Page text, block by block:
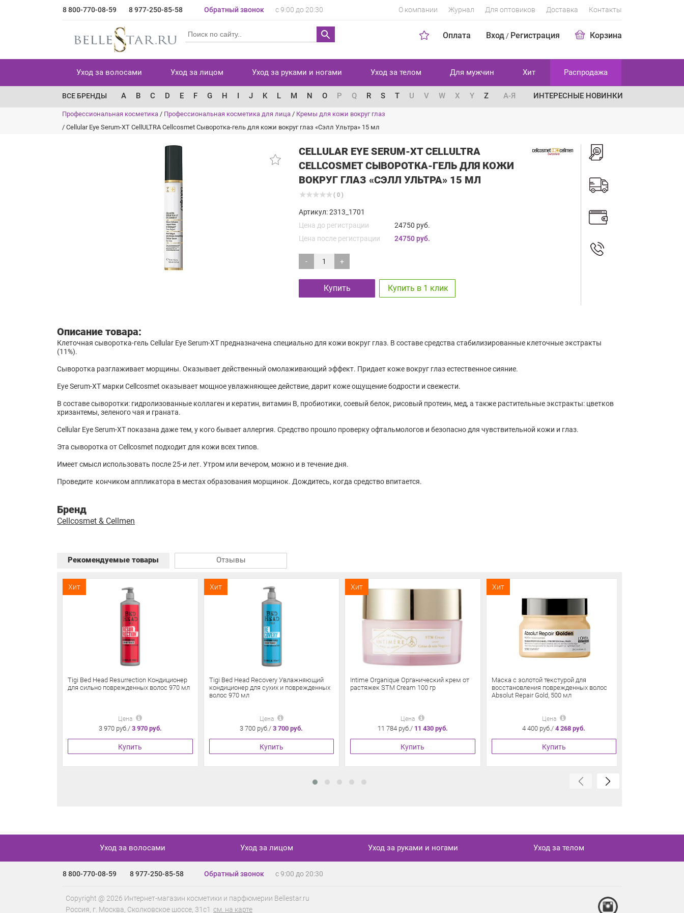
8 800-770-08-59 8 977-250-85-58 Обратный звонок с 9:00 до 20:30 О компании Журнал Для оптовиков Доставка Контакты
Оплата Вход / Регистрация Корзина
Уход за волосами Уход за лицом Уход за руками и ногами Уход за телом Для мужчин Хит Распродажа
ВСЕ БРЕНДЫ A B C D E F G H I J K L M N O P Q R S T U V W X Y Z А-Я ИНТЕРЕСНЫЕ НОВИНКИ
Профессиональная косметика / Профессиональная косметика для лица / Кремы для кожи вокруг глаз
/ Cellular Eye Serum-XT CellULTRA Cellcosmet Сыворотка-гель для кожи вокруг глаз «Сэлл Ультра» 15 мл
CELLULAR EYE SERUM-XT CELLULTRA
CELLCOSMET СЫВОРОТКА-ГЕЛЬ ДЛЯ КОЖИ
ВОКРУГ ГЛАЗ «СЭЛЛ УЛЬТРА» 15 МЛ
( 0 )
Артикул: 2313_1701
Цена до регистрации
24750 руб.
Цена после регистрации
24750 руб.
- +
Купить Купить в 1 клик
Описание товара:
Клеточная сыворотка-гель Cellular Eye Serum-XT предназначена специально для кожи вокруг глаз. В составе средства стабилизированные клеточные экстракты
(11%).
Сыворотка разглаживает морщины. Оказывает действенный омолаживающий эффект. Придает коже вокруг глаз естественное сияние.
Eye Serum-XT марки Cellcosmet оказывает мощное увлажняющее действие, дарит коже ощущение бодрости и свежести.
В составе сыворотки: гидролизованные коллаген и кератин, витамин В, пробиотики, соевый белок, рисовый протеин, мед, а также растительные экстракты: цветков
хризантемы, зеленого чая и граната.
Cellular Eye Serum-XT показана даже тем, у кого бывает аллергия. Средство прошло проверку офтальмологов и безопасно для чувствительной кожи и глаз.
Эта сыворотка от Cellcosmet подходит для кожи всех типов.
Имеет смысл использовать после 25-и лет. Утром или вечером, можно и в течение дня.
Проведите кончиком аппликатора в местах образования морщинок. Дождитесь, когда средство впитается.
Бренд
Cellcosmet & Cellmen
Рекомендуемые товары Отзывы
Хит
Tigi Bed Head Resurrection Кондиционер
для сильно поврежденных волос 970 мл
Цена
3 970 руб./ 3 970 руб.
Купить
Хит
Tigi Bed Head Recovery Увлажняющий
кондиционер для сухих и поврежденных
волос 970 мл
Цена
3 700 руб./3 700 руб.
Купить
Хит
Intime Organique Органический крем от
растяжек STM Cream 100 гр
Цена
11 784 руб./ 11 430 руб.
Купить
Хит
Маска с золотой текстурой для
восстановления поврежденных волос
Absolut Repair Gold, 500 мл
Цена
4 400 руб./4 268 руб.
Купить
Уход за волосами Уход за лицом Уход за руками и ногами Уход за телом
8 800-770-08-59 8 977-250-85-58 Обратный звонок с 9:00 до 20:30
Copyright @ 2026 Интернет-магазин косметики и парфюмерии Bellestar.ru
Россия, г. Москва Сколковское шоссе, 31с1 см. на карте